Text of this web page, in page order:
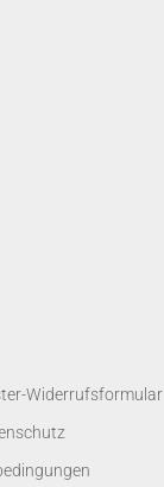
Widerrufsformular